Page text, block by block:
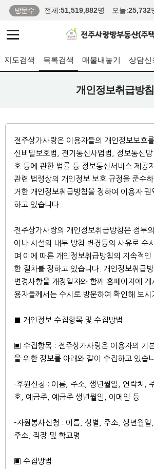
방문수 전체:51,519,882명 오늘:25,732
지도검색 목록검색 매물내놓기 상담신
개인정보취급방침
전주상가사랑은 이용자들의 개인정보보호
신비밀보호법, 전기통신사업법, 정보통신
호 등에 관한 법률 등 정보통신서비스 제공
관련 법령상의 개인정보 보호 규정을 준수
거한 개인정보취급방침을 정하여 이용자
하고 있습니다.
전주상가사랑의 개인정보취급방침은 정부
이나 시설의 내부 방침 변경등의 사유로 수
며 이에 따른 개인정보취급방침의 지속적
한 절차를 정하고 있습니다. 개인정보취급
변경사항을 개정일자와 함께 홈페이지에 게
용자들께서는 수시로 방문하여 확인해 보시
■ 개인정보 수집항목 및 수집방법
▣ 수집항목 : 전주상가사랑은 이용자의 기
을 위한 정보를 아래와 같이 수집하고 있습
-후원신청 : 이름, 주소, 생년월일, 연락처,
호, 예금주, 예금주 생년월일, 이메일 등
-자원봉사신청 : 이름, 성별, 주소, 생년월일
주소, 직장 및 학교명
▣ 수집방법